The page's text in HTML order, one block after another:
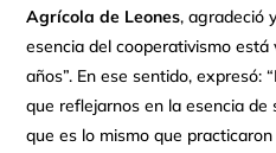
Agrícola de Leones, agradeció
esencia del cooperativismo
años”. En ese sentido, expresó:
que reflejarnos en la esencia de
que es lo mismo que